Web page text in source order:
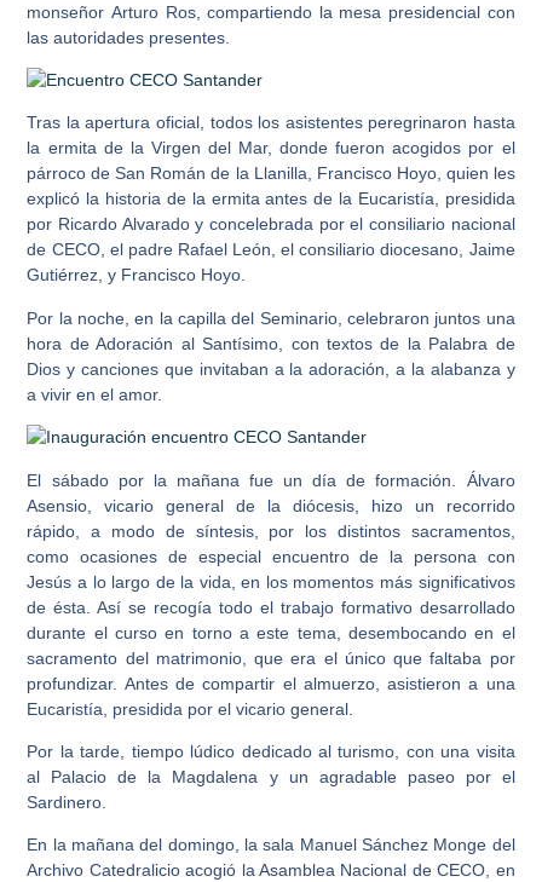
monseñor Arturo Ros, compartiendo la mesa presidencial con
las autoridades presentes.
Tras la apertura oficial, todos los asistentes peregrinaron hasta
la ermita de la Virgen del Mar, donde fueron acogidos por el
párroco de San Román de la Llanilla, Francisco Hoyo, quien les
explicó la historia de la ermita antes de la Eucaristía, presidida
por Ricardo Alvaradoy concelebrada por el consiliario nacional
de CECO, el padreRafael León, el consiliario diocesano, Jaime
Gutiérrez, y Francisco Hoyo.
Por la noche, en la capilla del Seminario, celebraron juntos una
hora de Adoración al Santísimo, con textos de la Palabra de
Dios y canciones que invitaban a la adoración, a la alabanza y
a vivir en el amor.
El sábado por la mañana fue un día de formación. Álvaro
Asensio , vicario general de la diócesis, hizo un recorrido
rápido, a modo de síntesis, por los distintos sacramentos,
como ocasiones de especial encuentro de la persona con
Jesús a lo largo de la vida, en los momentos más significativos
de ésta. Así se recogía todo el trabajo formativo desarrollado
durante el curso en torno a este tema, desembocando en el
sacramento del matrimonio, que era el único que faltaba por
profundizar. Antes de compartir el almuerzo, asistieron a una
Eucaristía, presidida por el vicario general.
Por la tarde, tiempo lúdico dedicado al turismo, con una visita
al Palacio de la Magdalena y un agradable paseo por el
Sardinero.
En la mañana del domingo, la sala Manuel Sánchez Monge del
Archivo Catedralicio acogió la Asamblea Nacional de CECO, en